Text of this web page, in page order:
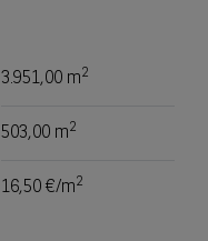
3.951,00 m2
503,00 m2
16,50 €/m2